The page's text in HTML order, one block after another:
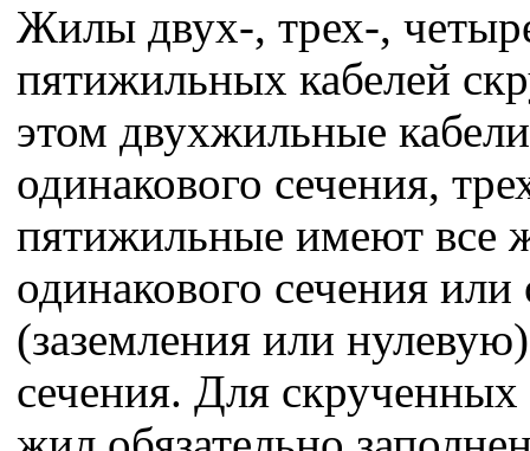
Жилы двух-, трех-,
пятижильных кабелей
этом двухжильные
одинакового сечения,
пятижильные имеют все
одинакового сечения
(заземления или
сечения. Для